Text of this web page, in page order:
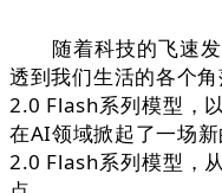
随着科技的飞速发
透到我们生活的各个
2.0 Flash系列模型，
在AI领域掀起了一场
2.0 Flash系列模型，